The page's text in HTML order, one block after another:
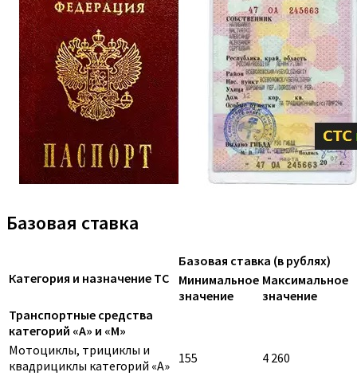
Базовая ставка
Категория и назначение ТС
Базовая ставка (в рублях)
Минимальное
значение
Максимальное
значение
Транспортные средства
категорий «A» и «M»
Мотоциклы, трициклы и
квадрициклы категорий «A» 155
4 260